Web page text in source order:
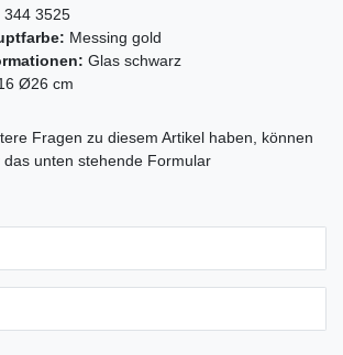
344 3525
Messing gold
Glas schwarz
Ø26 cm
Fragen zu diesem Artikel haben, können
unten stehende Formular